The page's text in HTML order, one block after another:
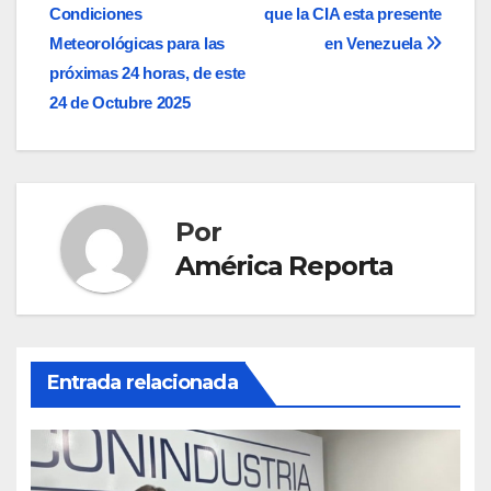
de
entradas
que la CIA esta presente
en Venezuela
Condiciones
Meteorológicas para las
próximas 24 horas, de este
24 de Octubre 2025
Por
América Reporta
Entrada relacionada